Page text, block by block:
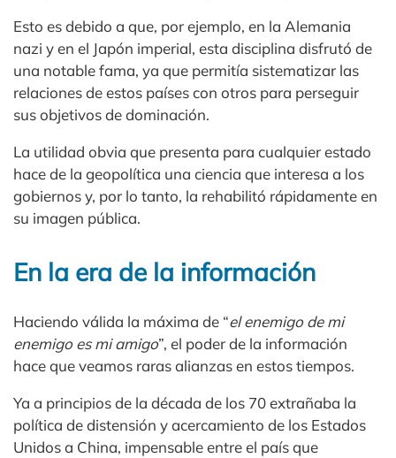
Esto es debido a que, por ejemplo, en la Alemania
nazi y en el Japón imperial, esta disciplina disfrutó de
una notable fama, ya que permitía sistematizar las
relaciones de estos países con otros para perseguir
sus objetivos de dominación.
La utilidad obvia que presenta para cualquier estado
hace de la geopolítica una ciencia que interesa a los
gobiernos y, por lo tanto, la rehabilitó rápidamente en
su imagen pública.
En la era de la información
Haciendo válida la máxima de “el enemigo de mi
enemigo es mi amigo”, el poder de la información
hace que veamos raras alianzas en estos tiempos.
Ya a principios de la década de los 70 extrañaba la
política de distensión y acercamiento de los Estados
Unidos a China, impensable entre el país que